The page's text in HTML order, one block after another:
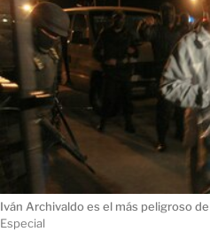
Iván Archivaldo es el más peligroso
Especial